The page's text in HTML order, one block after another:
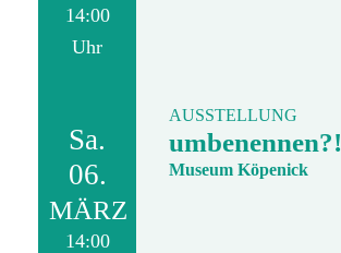
14:00
Uhr
Sa.
06.
MÄRZ
14:00
AUSSTELLUNG
umbenennen?!
Museum Köpenick